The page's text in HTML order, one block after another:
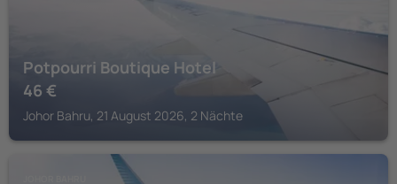
Potpourri Boutique Hotel
46 €
Johor Bahru, 21 August 2026, 2 Nächte